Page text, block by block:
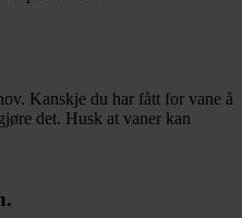
Kanskje du har fått for vane å
det. Husk at vaner kan